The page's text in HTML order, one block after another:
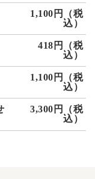
1,100円（税
込）
418円（税
込）
1,100円（税
込）
3,300円（税
込）